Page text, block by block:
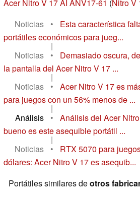
Acer Nitro V 17 AI ANV17-61 (Nitro V
Noticias
•
Esta característica
portátiles económicos para jueg...
|
Noticias
•
Demasiado oscura,
la pantalla del Acer Nitro V 17 ...
|
Noticias
•
Acer Nitro V 17 es
para juegos con un 56% menos de ...
|
Análisis
•
Análisis del Acer
bueno es este asequible portátil ...
|
Noticias
•
RTX 5070 para
dólares: Acer Nitro V 17 es asequib...
Portátiles similares deotros